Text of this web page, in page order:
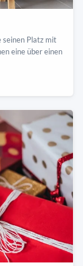
seinen Platz mit
eine über einen